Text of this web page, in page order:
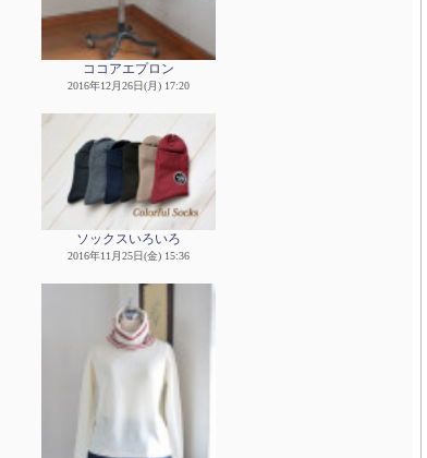
ココアエプロン
2016年12月26日(月) 17:20
ソックスいろいろ
2016年11月25日(金) 15:36